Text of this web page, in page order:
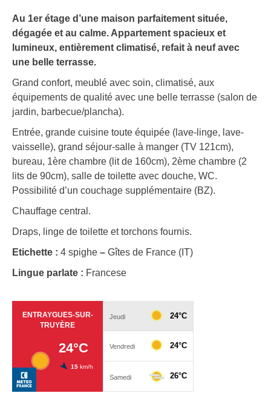
Au 1er étage d’une maison parfaitement située,
dégagée et au calme. Appartement spacieux et
lumineux, entièrement climatisé, refait à neuf avec
une belle terrasse.
Grand confort, meublé avec soin, climatisé, aux
équipements de qualité avec une belle terrasse (salon de
jardin, barbecue/plancha).
Entrée, grande cuisine toute équipée (lave-linge, lave-
vaisselle), grand séjour-salle à manger (TV 121cm),
bureau, 1ère chambre (lit de 160cm), 2ème chambre (2
lits de 90cm), salle de toilette avec douche, WC.
Possibilité d’un couchage supplémentaire (BZ).
Chauffage central.
Draps, linge de toilette et torchons fournis.
Etichette : 4 spighe – Gîtes de France (IT)
Lingue parlate : Francese